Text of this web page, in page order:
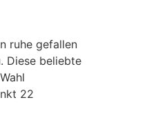
ruhe gefallen
Diese beliebte
22